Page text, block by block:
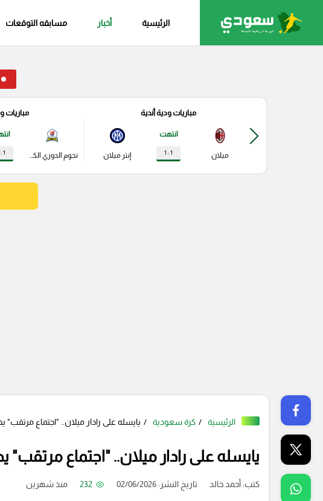
الرئيسية أخبار مسابقه التوقعات
مباريات ودية أندية
ميلان
انتهت
1 : 1 إنتر ميلان
مباريات
نجوم الدوري الكوري 1 : 3
الرئيسية كرة سعودية يايسله على رادار ميلان.. "اجتماع
يايسله على رادار ميلان.. "اجتماع
كتب:أحمد خالد تاريخ النشر: 02/06/2026 232 منذ شهرين